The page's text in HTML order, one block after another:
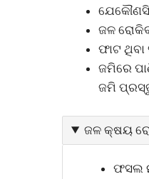
ଯେକୌଣସି
ଜଳ
ଫାଟ
ଜମିରେ
ଜମି
ଜଳ କ୍ଷୟ
ଫସଲ